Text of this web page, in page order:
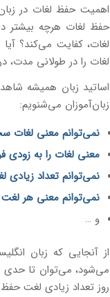
اهمیت حفظ لغات در
حفظ لغات هرچه بیشتر
لغات، کفایت می‌کند؟
لغات را در طولانی مدت،
اساتید زبان همیشه
زبان‌آموزان می‌شنویم:
نمی‌توانم معنی لغات
معنی لغات را به زودی
نمی‌توانم تعداد زیادی
نمی‌توانم معنی هر
و …
از آنجایی که زبان
می‌شود، می‌توان تا حدی
روز تعداد زیادی لغت